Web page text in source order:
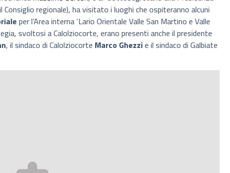
regionale), ha visitato i luoghi che ospiteranno alcuni
per l’Area interna ‘Lario Orientale Valle San Martino e Valle
svoltosi a Calolziocorte, erano presenti anche il presidente
, il sindaco di Calolziocorte Marco Ghezzie il sindaco di Galbiate